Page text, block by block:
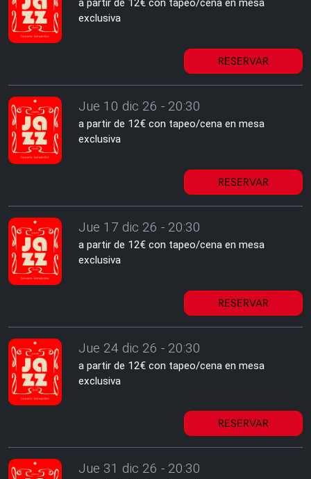
a partir de 12€ con tapeo/cena en mesa
exclusiva
RESERVAR
Jue 10 dic 26 - 20:30
a partir de 12€ con tapeo/cena en mesa
exclusiva
RESERVAR
Jue 17 dic 26 - 20:30
a partir de 12€ con tapeo/cena en mesa
exclusiva
RESERVAR
Jue 24 dic 26 - 20:30
a partir de 12€ con tapeo/cena en mesa
exclusiva
RESERVAR
Jue 31 dic 26 - 20:30